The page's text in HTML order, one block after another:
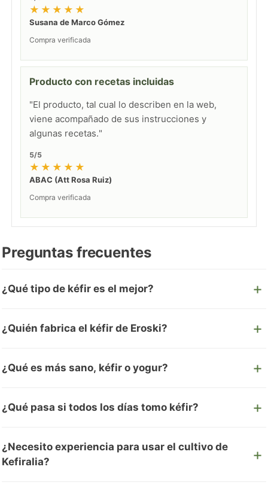
★★★★★
Susana de Marco Gómez
Compra verificada
Producto con recetas incluidas
"El producto, tal cual lo describen en la web,
viene acompañado de sus instrucciones y
algunas recetas."
5/5
★★★★★
ABAC (Att Rosa Ruiz)
Compra verificada
Preguntas frecuentes
¿Qué tipo de kéfir es el mejor?
¿Quién fabrica el kéfir de Eroski?
¿Qué es más sano, kéfir o yogur?
¿Qué pasa si todos los días tomo kéfir?
¿Necesito experiencia para usar el cultivo de
Kefiralia?